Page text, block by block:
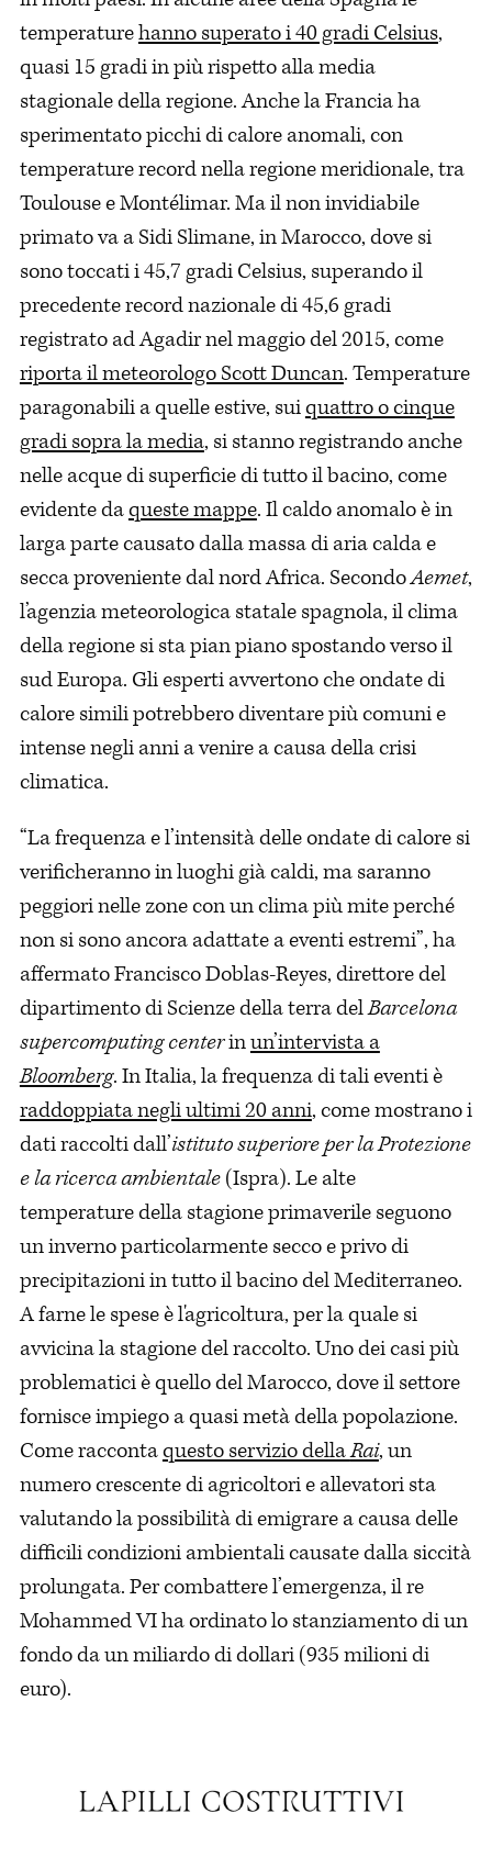
temperaturehanno superato i 40 gradi Celsius,
quasi 15 gradi in più rispetto alla media
stagionale della regione. Anche la Francia ha
sperimentato picchi di calore anomali, con
temperature record nella regione meridionale, tra
Toulouse e Montélimar. Ma il non invidiabile
primato va a Sidi Slimane, in Marocco, dove si
sono toccati i 45,7 gradi Celsius, superando il
precedente record nazionale di 45,6 gradi
registrato ad Agadir nel maggio del 2015, come
riporta il meteorologo Scott Duncan. Temperature
paragonabili a quelle estive, suiquattro o cinque
gradi sopra la media, si stanno registrando anche
nelle acque di superficie di tutto il bacino, come
evidente daqueste mappe. Il caldo anomalo è in
larga parte causato dalla massa di aria calda e
secca proveniente dal nord Africa. SecondoAemet,
l’agenzia meteorologica statale spagnola, il clima
della regione si sta pian piano spostando verso il
sud Europa. Gli esperti avvertono che ondate di
calore simili potrebbero diventare più comuni e
intense negli anni a venire a causa della crisi
climatica.
“La frequenza e l’intensità delle ondate di calore si
verificheranno in luoghi già caldi, ma saranno
peggiori nelle zone con un clima più mite perché
non si sono ancora adattate a eventi estremi”, ha
affermato Francisco Doblas-Reyes, direttore del
dipartimento di Scienze della terra delBarcelona
supercomputing centerinun’intervista a
Bloomberg. In Italia, la frequenza di tali eventi è
raddoppiata negli ultimi 20 anni, come mostrano i
dati raccolti dall’istituto superiore per la Protezione
e la ricerca ambientale(Ispra). Le alte
temperature della stagione primaverile seguono
un inverno particolarmente secco e privo di
precipitazioni in tutto il bacino del Mediterraneo.
A farne le spese è l'agricoltura, per la quale si
avvicina la stagione del raccolto. Uno dei casi più
problematici è quello del Marocco, dove il settore
fornisce impiego a quasi metà della popolazione.
Come raccontaquesto servizio dellaRai, un
numero crescente di agricoltori e allevatori sta
valutando la possibilità di emigrare a causa delle
difficili condizioni ambientali causate dalla siccità
prolungata. Per combattere l’emergenza, il re
Mohammed VI ha ordinato lo stanziamento di un
fondo da un miliardo di dollari (935 milioni di
euro).